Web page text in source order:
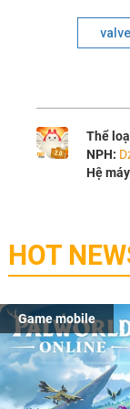
Thể
NPH:
Hệ
HOT
Game mobile